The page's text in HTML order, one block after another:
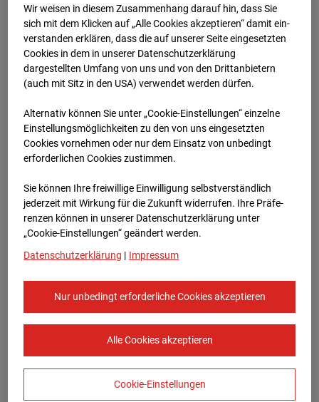
BC-179 - BV-
Meischlgasse Bpl 5B –
96WE - Cam 1
Meischlgasse 32, 1230 Wien
Zur Übersicht
Europe/Vienna
Wir weisen in diesem Zusammenhang darauf hin, dass Sie
sich mit dem Klicken auf „Alle Cookies akzeptieren“ damit ein­
ver­standen erklären, dass die auf unserer Seite eingesetzten
Cookies in dem in unserer Datenschutzerklärung
dargestellten Umfang von uns und von den Drittanbietern
(auch mit Sitz in den USA) verwendet werden dürfen.
Alternativ können Sie unter „Cookie-Einstellungen“ einzelne
Einstellungsmöglichkeiten zu den von uns eingesetzten
Cookies vornehmen oder nur dem Einsatz von unbedingt
erforderlichen Cookies zustimmen.
Sie können Ihre freiwillige Einwilligung selbstverständlich
jederzeit mit Wirkung für die Zukunft widerrufen. Ihre Prä­fe­
renzen können in unserer Datenschutzerklärung unter
„Cookie-Einstellungen“ geändert werden.
Datenschutzerklärung | Impressum
Nur unbedingt erforderliche Cookies akzeptieren
Alle Cookies akzeptieren
Cookie-Einstellungen